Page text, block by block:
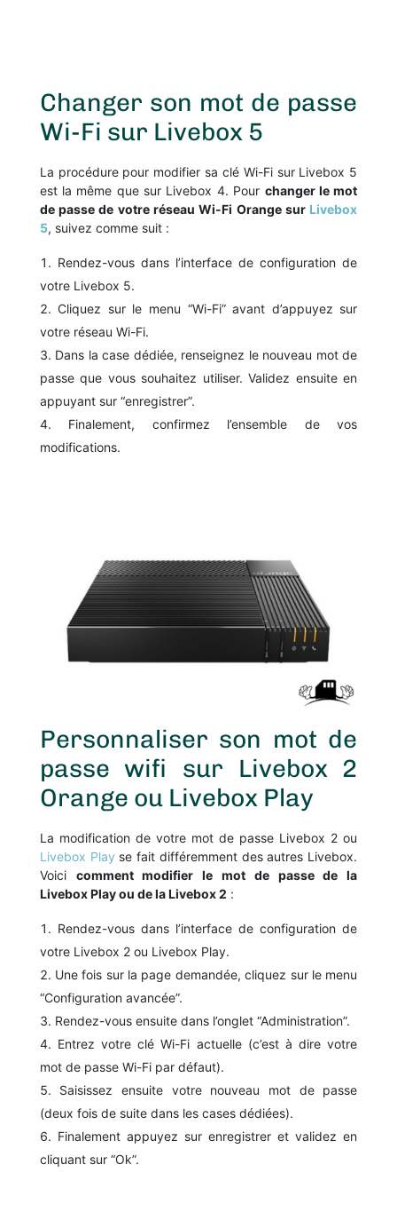
Changer son mot de passe
Wi-Fi sur Livebox 5
La procédure pour modifier sa clé Wi-Fi sur Livebox 5
est la même que sur Livebox 4. Pour changer le mot
de passe de votre réseau Wi-Fi Orange sur Livebox
5, suivez comme suit :
Rendez-vous dans l’interface de configuration de
votre Livebox 5.
Cliquez sur le menu “Wi-Fi” avant d’appuyez sur
votre réseau Wi-Fi.
Dans la case dédiée, renseignez le nouveau mot de
passe que vous souhaitez utiliser. Validez ensuite en
appuyant sur “enregistrer”.
Finalement, confirmez l’ensemble de vos
modifications.
Personnaliser son mot de
passe wifi sur Livebox 2
Orange ou Livebox Play
La modification de votre mot de passe Livebox 2 ou
Livebox Play se fait différemment des autres Livebox.
Voici comment modifier le mot de passe de la
Livebox Play ou de la Livebox 2 :
Rendez-vous dans l’interface de configuration de
votre Livebox 2 ou Livebox Play.
Une fois sur la page demandée, cliquez sur le menu
“Configuration avancée”.
Rendez-vous ensuite dans l’onglet “Administration”.
Entrez votre clé Wi-Fi actuelle (c’est à dire votre
mot de passe Wi-Fi par défaut).
Saisissez ensuite votre nouveau mot de passe
(deux fois de suite dans les cases dédiées).
Finalement appuyez sur enregistrer et validez en
cliquant sur “Ok”.